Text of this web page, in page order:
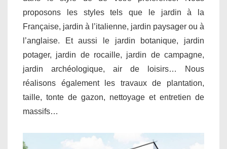
proposons les styles tels que le jardin à la
Française, jardin à l’italienne, jardin paysager ou à
l’anglaise. Et aussi le jardin botanique, jardin
potager, jardin de rocaille, jardin de campagne,
jardin archéologique, air de loisirs… Nous
réalisons également les travaux de plantation,
taille, tonte de gazon, nettoyage et entretien de
massifs…